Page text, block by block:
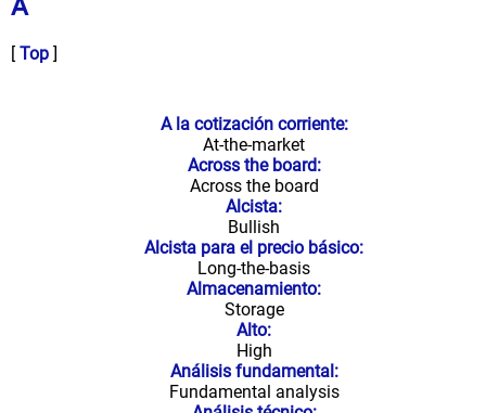
A
[Top ]
A la cotización corriente:
At-the-market
Across the board:
Across the board
Alcista:
Bullish
Alcista para el precio básico:
Long-the-basis
Almacenamiento:
Storage
Alto:
High
Análisis fundamental:
Fundamental analysis